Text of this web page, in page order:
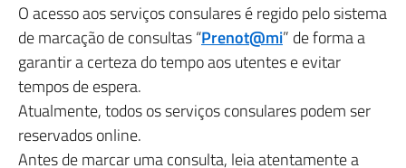
O acesso aos serviços consulares é regido pelo sistema
de marcação de consultas “Prenot@mi” de forma a
garantir a certeza do tempo aos utentes e evitar
tempos de espera.
Atualmente, todos os serviços consulares podem ser
reservados online.
Antes de marcar uma consulta, leia atentamente a